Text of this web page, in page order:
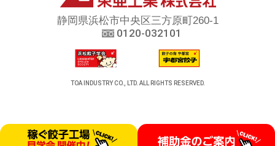
静岡県浜松市中央区三方原町260-1
0120-032101
TOA INDUSTRY CO., LTD. ALL RIGHTS RESERVED.